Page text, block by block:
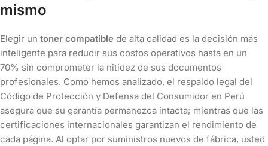
mismo
Elegir un toner compatible de alta calidad es la decisión más
inteligente para reducir sus costos operativos hasta en un
70% sin comprometer la nitidez de sus documentos
profesionales. Como hemos analizado, el respaldo legal del
Código de Protección y Defensa del Consumidor en Perú
asegura que su garantía permanezca intacta; mientras que las
certificaciones internacionales garantizan el rendimiento de
cada página. Al optar por suministros nuevos de fábrica, usted